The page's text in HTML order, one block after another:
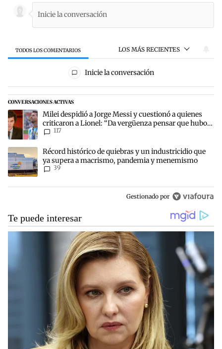
TODOS LOS COMENTARIOS LOS MÁS RECIENTES
Todos los comentarios
Inicie la conversación
CONVERSACIONES ACTIVAS
Este listado muestra los artículos con más comentarios en los
Un artículo de tendencia con el título "Milei despidió a Jorge
Milei despidió a Jorge Messi y cuestionó a quienes
criticaron a Lionel: “Da vergüenza pensar que hubo
anti-Messi”
117
Un artículo de tendencia con el título "Récord histórico de
Récord histórico de quiebras y un industricidio que
ya supera a macrismo, pandemia y menemismo
39
Gestionado por